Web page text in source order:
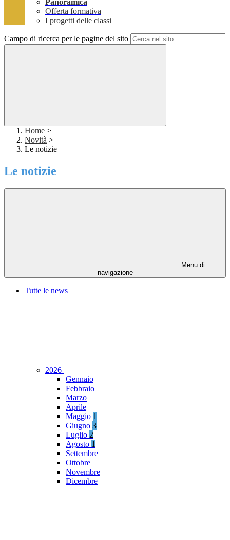
Panoramica
Offerta formativa
I progetti delle classi
Campo di ricerca per le pagine del sito
Home >
Novità >
Le notizie
Le notizie
Menu di
navigazione
Tutte le news
2026
Gennaio
Febbraio
Marzo
Aprile
Maggio 1
Giugno 3
Luglio 2
Agosto 1
Settembre
Ottobre
Novembre
Dicembre